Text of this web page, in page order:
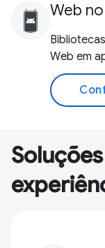
Web
Web em